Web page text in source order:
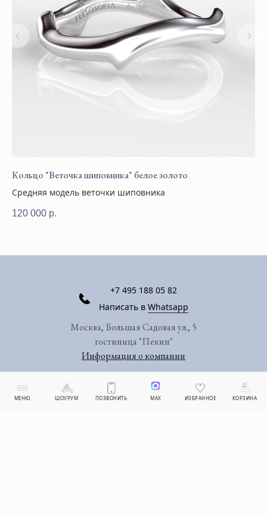
МЕНЮ ШОУРУМ ПОЗВОНИТЬ MAX ИЗБРАННОЕ КОРЗИНА
Кольцо "Веточка шиповника" белое золото
Средняя модель веточки шиповника
120 000 р.
+7 495 188 05 82
Написать в Whatsapp
Москва, Большая Садовая ул., 5
гостиница "Пекин"
Информация о компании